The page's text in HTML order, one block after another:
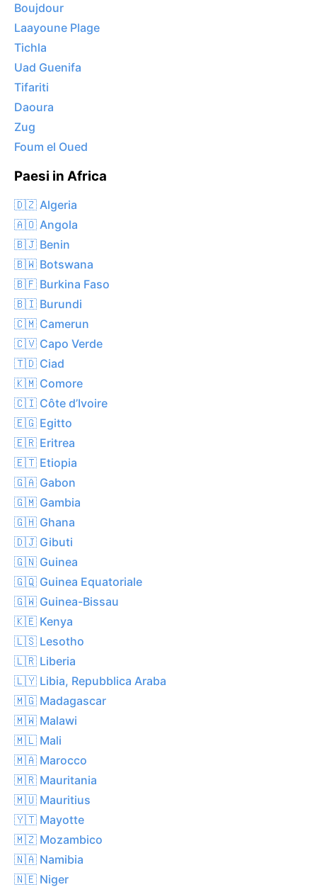
Boujdour
Laayoune Plage
Tichla
Uad Guenifa
Tifariti
Daoura
Zug
Foum el Oued
Paesi in Africa
🇩🇿 Algeria
🇦🇴 Angola
🇧🇯 Benin
🇧🇼 Botswana
🇧🇫 Burkina Faso
🇧🇮 Burundi
🇨🇲 Camerun
🇨🇻 Capo Verde
🇹🇩 Ciad
🇰🇲 Comore
🇨🇮 Côte d’Ivoire
🇪🇬 Egitto
🇪🇷 Eritrea
🇪🇹 Etiopia
🇬🇦 Gabon
🇬🇲 Gambia
🇬🇭 Ghana
🇩🇯 Gibuti
🇬🇳 Guinea
🇬🇶 Guinea Equatoriale
🇬🇼 Guinea-Bissau
🇰🇪 Kenya
🇱🇸 Lesotho
🇱🇷 Liberia
🇱🇾 Libia, Repubblica Araba
🇲🇬 Madagascar
🇲🇼 Malawi
🇲🇱 Mali
🇲🇦 Marocco
🇲🇷 Mauritania
🇲🇺 Mauritius
🇾🇹 Mayotte
🇲🇿 Mozambico
🇳🇦 Namibia
🇳🇪 Niger